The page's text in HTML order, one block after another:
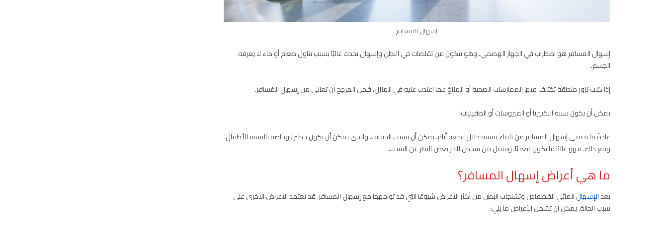
إسهال المسافر
إسهال المسافر هو اضطراب في الجهاز الهضمي. وهو يتكون من تقلصات في البطن وإسهال يحدث غالبًا بسبب تناول طعام أو ماء لا يعرفه
الجسم.
إذا كنت تزور منطقة تختلف فيها الممارسات الصحية أو المناخ عما اعتدت عليه في المنزل، فمن المرجح أن تعاني من إسهال المًسافر.
يمكن أن يكون سببه البكتيريا أو الفيروسات أو الطفيليات.
عادةً ما يختفي إسهال المسافر من تلقاء نفسه خلال بضعة أيام. يمكن أن يسبب الجفاف، والذي يمكن أن يكون خطيرا، وخاصة بالنسبة للأطفال.
ومع ذلك، فهو غالبًا ما يكون معديًا، وينتقل من شخص لآخر بغض النظر عن السبب.
ما هي أعراض إسهال المسافر؟
يعدالإسهالالمائي الفضفاض وتشنجات البطن من أكثر الأعراض شيوعًا التي قد تواجهها مع إسهال المسافر. قد تعتمد الأعراض الأخرى على
سبب الحالة. يمكن أن تشمل الأعراض ما يلي: